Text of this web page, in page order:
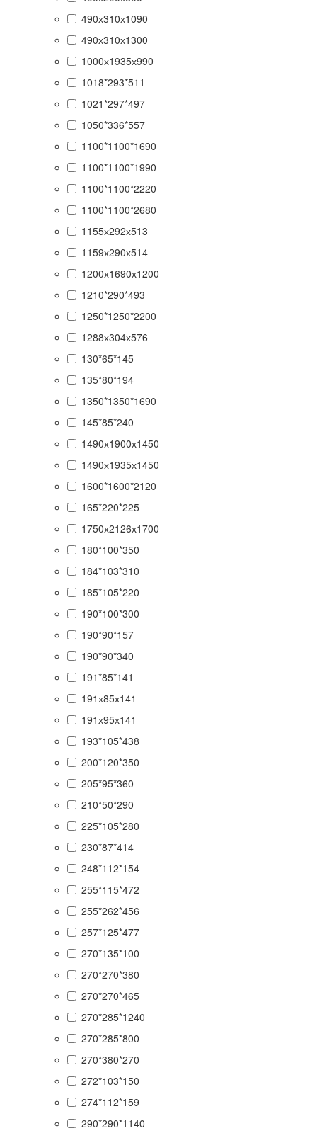
490х310х1090
490х310х1300
1000х1935х990
1018*293*511
1021*297*497
1050*336*557
1100*1100*1690
1100*1100*1990
1100*1100*2220
1100*1100*2680
1155х292х513
1159х290х514
1200х1690х1200
1210*290*493
1250*1250*2200
1288х304х576
130*65*145
135*80*194
1350*1350*1690
145*85*240
1490х1900х1450
1490х1935х1450
1600*1600*2120
165*220*225
1750х2126х1700
180*100*350
184*103*310
185*105*220
190*100*300
190*90*157
190*90*340
191*85*141
191х85х141
191х95х141
193*105*438
200*120*350
205*95*360
210*50*290
225*105*280
230*87*414
248*112*154
255*115*472
255*262*456
257*125*477
270*135*100
270*270*380
270*270*465
270*285*1240
270*285*800
270*380*270
272*103*150
274*112*159
290*290*1140